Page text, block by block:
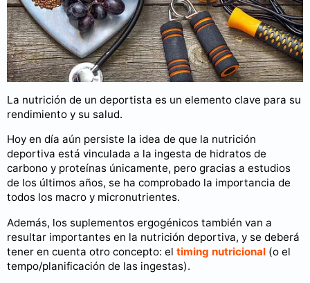
La nutrición de un deportista es un elemento clave para su
rendimiento y su salud.
Hoy en día aún persiste la idea de que la nutrición
deportiva está vinculada a la ingesta de hidratos de
carbono y proteínas únicamente, pero gracias a estudios
de los últimos años, se ha comprobado la importancia de
todos los macro y micronutrientes.
Además, los suplementos ergogénicos también van a
resultar importantes en la nutrición deportiva, y se deberá
tener en cuenta otro concepto: el timing nutricional (o el
tempo/planificación de las ingestas).